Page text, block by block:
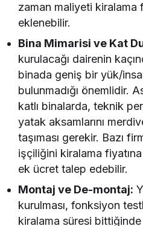
zaman maliyeti kiralama
eklenebilir.
Bina Mimarisi ve Kat
kurulacağı dairenin
binada geniş bir yük/
bulunmadığı önemlidir.
katlı binalarda, teknik
yatak aksamlarını
taşıması gerekir. Bazı
işçiliğini kiralama
ek ücret talep edebilir.
Montaj ve De-montaj:
kurulması, fonksiyon
kiralama süresi